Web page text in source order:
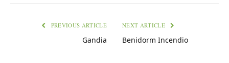
PREVIOUS ARTICLE
Gandia
NEXT ARTICLE
Benidorm Incendio